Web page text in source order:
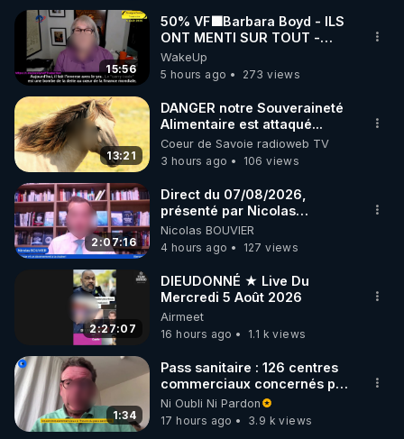
https://www.facebook.com/thierry.rgnr/
▶ Instagram  :
https://www.instagram.com/Thierrycasasnovas_rgn
r
▶Twitter : https://twitter.com/thierrycas
15:56
50% VF🟩Barbara Boyd - ILS
ONT MENTI SUR TOUT -
Jocelyne Traduction
WakeUp
5 hours ago
273 views
13:21
DANGER notre Souveraineté
Alimentaire est attaqué...
Coeur de Savoie radioweb TV
3 hours ago
106 views
2:07:16
Direct du 07/08/2026,
présenté par Nicolas
BOUVIER
Nicolas BOUVIER
4 hours ago
127 views
2:27:07
DIEUDONNÉ ★ Live Du
Mercredi 5 Août 2026
Airmeet
16 hours ago
1.1 k views
1:34
Pass sanitaire : 126 centres
commerciaux concernés par
l'obligation dans toute la
France
Ni Oubli Ni Pardon
17 hours ago
3.9 k views